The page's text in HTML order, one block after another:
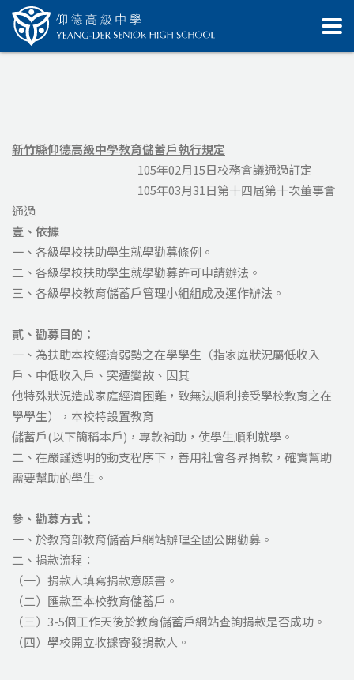
新竹縣仰德高級中學教育儲蓄戶執行規定
105年02月15日校務會議通過訂定
105年03月31日第十四屆第十次董事會
通過
壹、依據
一、各級學校扶助學生就學勸募條例。
二、各級學校扶助學生就學勸募許可申請辦法。
三、各級學校教育儲蓄戶管理小組組成及運作辦法。
貳、勸募目的：
一、為扶助本校經濟弱勢之在學學生（指家庭狀況屬低收入
戶、中低收入戶、突遭變故、因其
他特殊狀況造成家庭經濟困難，致無法順利接受學校教育之在
學學生），本校特設置教育
儲蓄戶(以下簡稱本戶)，專款補助，使學生順利就學。
二、在嚴謹透明的動支程序下，善用社會各界捐款，確實幫助
需要幫助的學生。
參、 勸募方式：
一、於教育部教育儲蓄戶網站辦理全國公開勸募。
二、捐款流程：
（一）捐款人填寫捐款意願書。
（二）匯款至本校教育儲蓄戶。
（三）3-5個工作天後於教育儲蓄戶網站查詢捐款是否成功。
（四）學校開立收據寄發捐款人。